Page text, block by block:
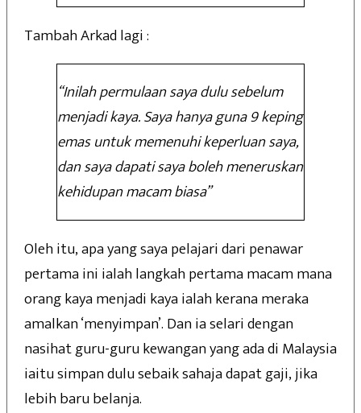
Tambah Arkad lagi :
“Inilah permulaan saya dulu sebelum
menjadi kaya. Saya hanya guna 9 keping
emas untuk memenuhi keperluan saya,
dan saya dapati saya boleh meneruskan
kehidupan macam biasa”
Oleh itu, apa yang saya pelajari dari penawar
pertama ini ialah langkah pertama macam mana
orang kaya menjadi kaya ialah kerana meraka
amalkan ‘menyimpan’. Dan ia selari dengan
nasihat guru-guru kewangan yang ada di Malaysia
iaitu simpan dulu sebaik sahaja dapat gaji, jika
lebih baru belanja.